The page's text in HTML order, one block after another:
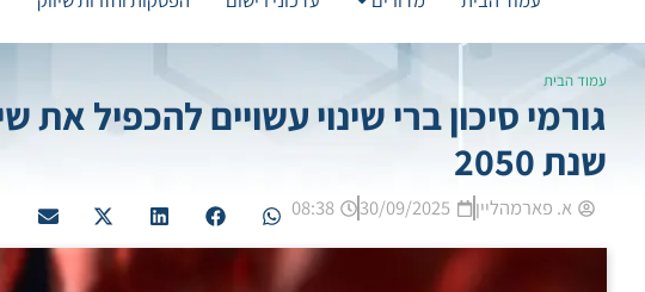
עמוד הבית
גורמי סיכון ברי שינוי עשויים להכפיל
שנת 2050
א. פארמהליין 30/09/2025
08:38